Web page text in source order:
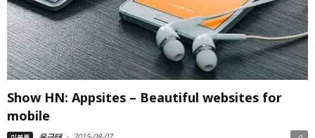
Show HN: Appsites – Beautiful websites for
mobile